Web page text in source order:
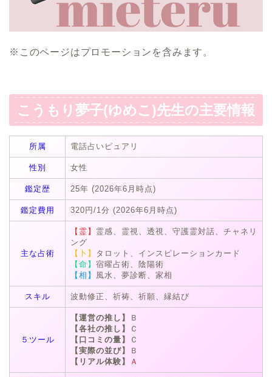
※このページはプロモーションを含みます。
こうもり夢子(ゆめこ)先生の主要情報
所属 電話占いピュアリ
性別 女性
鑑定歴 25年 (2026年6月時点)
鑑定費用 320円/1分 (2026年6月時点)
主な占術
【霊】 霊感、霊視、透視、守護霊対話、チャネリ
ング
【卜】
タロット、インスピレーションカード
【命】 宿曜占術、陰陽術
【相】 風水、夢診断、家相
スキル 波動修正、祈祷、祈願、縁結び
５ツール
【運営の推し】
Ｂ
【各社の推し】
Ｃ
【口コミの量】
Ｃ
【実際の並び】
Ｂ
【リアル体験】
Ａ